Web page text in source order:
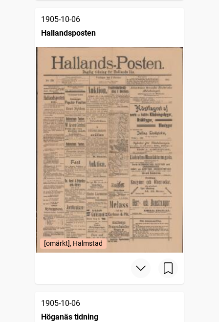
1905-10-06
Hallandsposten
[omärkt], Halmstad
1905-10-06
Höganäs tidning